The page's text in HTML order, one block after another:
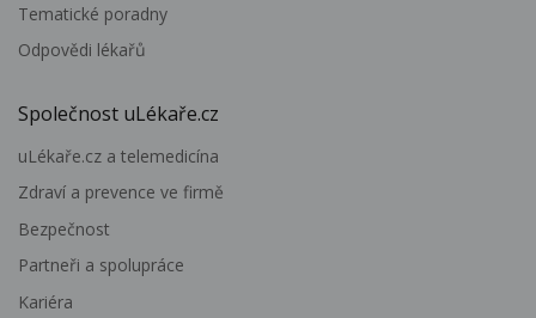
Tematické poradny
Odpovědi lékařů
Společnost uLékaře.cz
uLékaře.cz a telemedicína
Zdraví a prevence ve firmě
Bezpečnost
Partneři a spolupráce
Kariéra